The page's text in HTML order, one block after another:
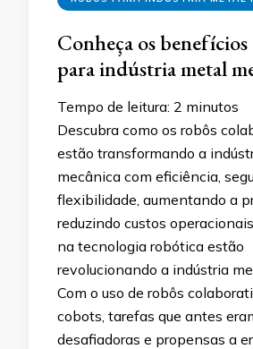
Conheça os
para indústria metal
Tempo de leitura: 2 minutos
Descubra como os robôs
estão transformando a
mecânica com eficiência,
flexibilidade, aumentando a
reduzindo custos
na tecnologia robótica estão
revolucionando a indústria
Com o uso de robôs
cobots, tarefas que antes
desafiadoras e propensas a